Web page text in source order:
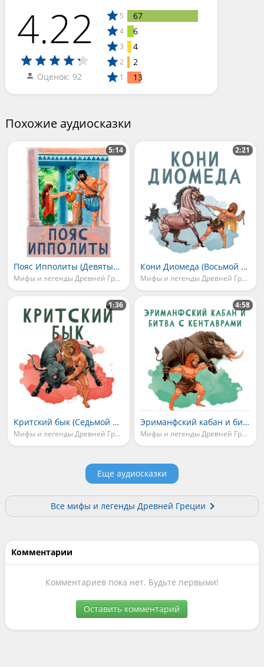
4.22
Оценок: 92
5 67
4 6
3 4
2 2
1 13
Похожие аудиосказки
Пояс Ипполиты (Девятый подвиг)
Мифы и легенды Древней Греции
5:14
Кони Диомеда (Восьмой подвиг)
Мифы и легенды Древней Греции
2:21
Критский бык (Седьмой подвиг)
Мифы и легенды Древней Греции
1:36
Эриманфский кабан и битва с кентаврами (Пятый подвиг)
Мифы и легенды Древней Греции
4:58
Еще аудиосказки
Все мифы и легенды Древней Греции
Комментарии
Комментариев пока нет. Будьте первыми!
Оставить комментарий